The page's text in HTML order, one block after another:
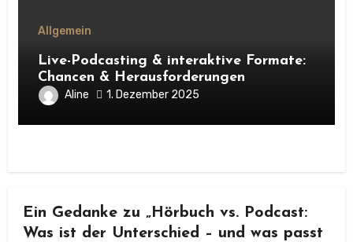
Allgemein
Live-Podcasting & interaktive Formate:
Chancen & Herausforderungen
Aline 1. Dezember 2025
Ein Gedanke zu „Hörbuch vs. Podcast:
Was ist der Unterschied – und was passt